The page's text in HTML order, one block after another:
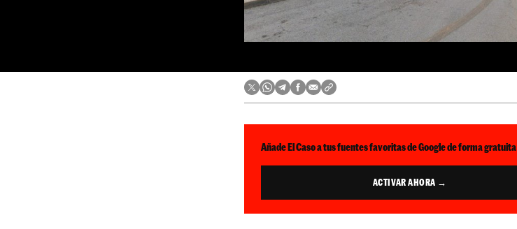
Añade El Caso a tus fuentes favoritas de Google de forma gratuita
ACTIVAR AHORA →